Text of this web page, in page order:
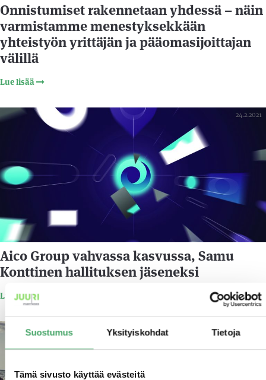
Suostumus Yksityiskohdat Tietoja
Tämä sivusto käyttää evästeitä
Onnistumiset rakennetaan yhdessä – näin
varmistamme menestyksekkään
yhteistyön yrittäjän ja pääomasijoittajan
välillä
Lue lisää
24.2.2021
Aico Group vahvassa kasvussa, Samu
Konttinen hallituksen jäseneksi
Lue lisää